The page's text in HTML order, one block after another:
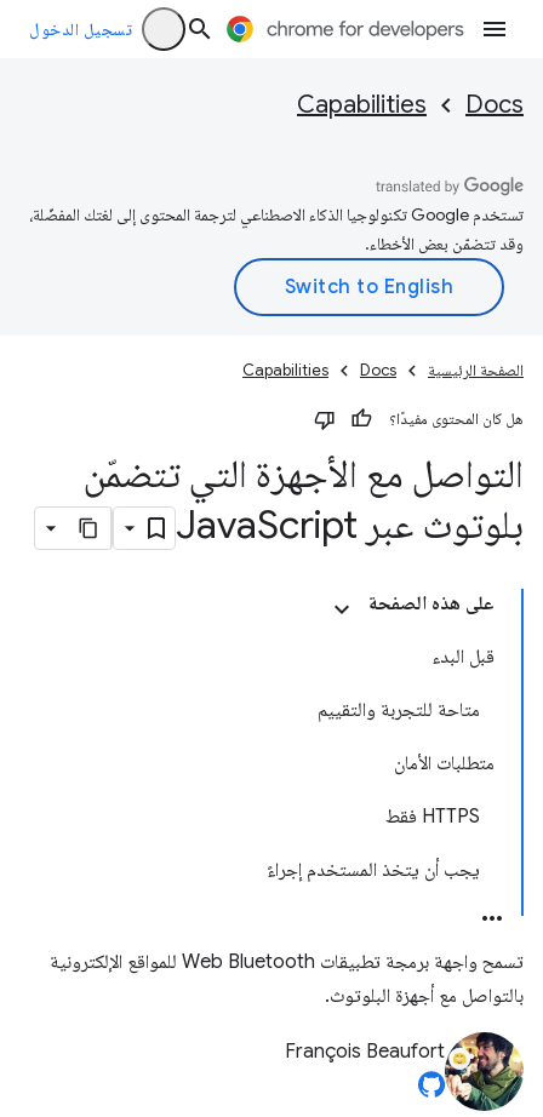
تسجيل الدخول
Docs
Capabilities
تستخدم Google تكنولوجيا الذكاء الاصطناعي لترجمة المحتوى إلى لغتك المفضّلة،
وقد تتضمّن بعض الأخطاء.
الصفحة الرئيسية Docs
Capabilities
هل كان المحتوى مفيدًا؟
التواصل مع الأجهزة التي تتضمّن
بلوتوث عبر Java Script
على هذه الصفحة
قبل البدء
متاحة للتجربة والتقييم
متطلبات الأمان
‫HTTPS فقط
يجب أن يتخذ المستخدم إجراءً
تسمح واجهة برمجة تطبيقات Web Bluetooth للمواقع الإلكترونية
بالتواصل مع أجهزة البلوتوث.
François Beaufort